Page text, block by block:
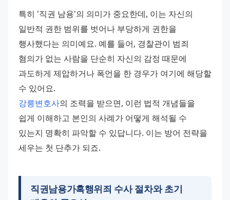
특히 '직권 남용'의 의미가 중요한데, 이는 자신의
일반적 권한 범위를 벗어나 부당하게 권한을
행사했다는 의미예요. 예를 들어, 경찰관이 범죄
혐의가 없는 사람을 단순히 자신의 감정 때문에
과도하게 제압하거나 폭언을 한 경우가 여기에 해당할
수 있어요.
강릉변호사의 조력을 받으면, 이런 법적 개념들을
쉽게 이해하고 본인의 사례가 어떻게 해석될 수
있는지 명확히 파악할 수 있답니다. 이는 방어 전략을
세우는 첫 단추가 되죠.
직권남용가혹행위죄 수사 절차와 초기